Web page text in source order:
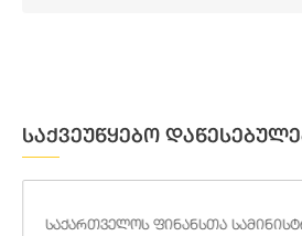
საქვეუწყებო
საქართველოს ფინანსთა